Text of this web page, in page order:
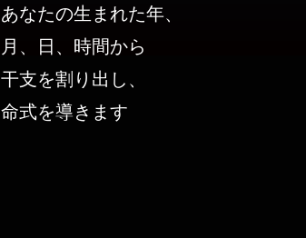
あなたの生まれた年、
月、日、時間から
干支を割り出し、
命式を導きます